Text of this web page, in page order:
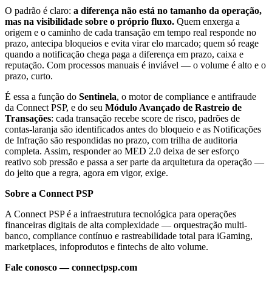
O padrão é claro: a diferença não está no tamanho da operação,
mas na visibilidade sobre o próprio fluxo. Quem enxerga a
origem e o caminho de cada transação em tempo real responde no
prazo, antecipa bloqueios e evita virar elo marcado; quem só reage
quando a notificação chega paga a diferença em prazo, caixa e
reputação. Com processos manuais é inviável — o volume é alto e o
prazo, curto.
É essa a função do Sentinela, o motor de compliance e antifraude
da Connect PSP, e do seu Módulo Avançado de Rastreio de
Transações: cada transação recebe score de risco, padrões de
contas-laranja são identificados antes do bloqueio e as Notificações
de Infração são respondidas no prazo, com trilha de auditoria
completa. Assim, responder ao MED 2.0 deixa de ser esforço
reativo sob pressão e passa a ser parte da arquitetura da operação —
do jeito que a regra, agora em vigor, exige.
Sobre a Connect PSP
A Connect PSP é a infraestrutura tecnológica para operações
financeiras digitais de alta complexidade — orquestração multi-
banco, compliance contínuo e rastreabilidade total para iGaming,
marketplaces, infoprodutos e fintechs de alto volume.
Fale conosco — connectpsp.com